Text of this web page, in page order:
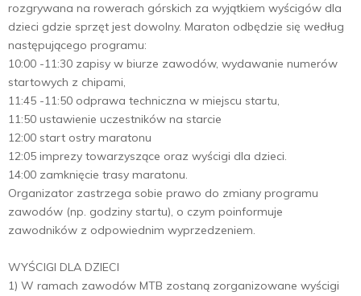
rozgrywana na rowerach górskich za wyjątkiem wyścigów dla
dzieci gdzie sprzęt jest dowolny. Maraton odbędzie się według
następującego programu:
10:00 -11:30 zapisy w biurze zawodów, wydawanie numerów
startowych z chipami,
11:45 -11:50 odprawa techniczna w miejscu startu,
11:50 ustawienie uczestników na starcie
12:00 start ostry maratonu
12:05 imprezy towarzyszące oraz wyścigi dla dzieci.
14:00 zamknięcie trasy maratonu.
Organizator zastrzega sobie prawo do zmiany programu
zawodów (np. godziny startu), o czym poinformuje
zawodników z odpowiednim wyprzedzeniem.
WYŚCIGI DLA DZIECI
1) W ramach zawodów MTB zostaną zorganizowane wyścigi